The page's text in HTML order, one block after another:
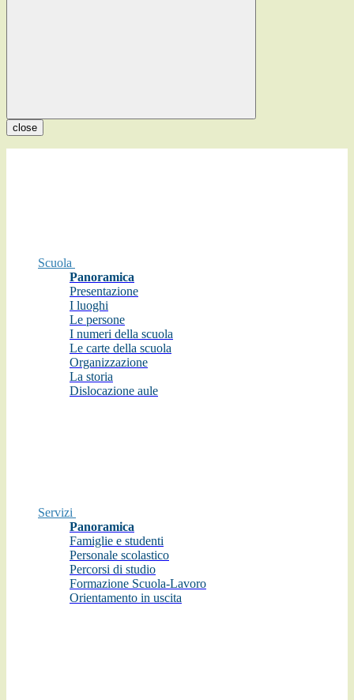
close
Scuola
Panoramica
Presentazione
I luoghi
Le persone
I numeri della scuola
Le carte della scuola
Organizzazione
La storia
Dislocazione aule
Servizi
Panoramica
Famiglie e studenti
Personale scolastico
Percorsi di studio
Formazione Scuola-Lavoro
Orientamento in uscita